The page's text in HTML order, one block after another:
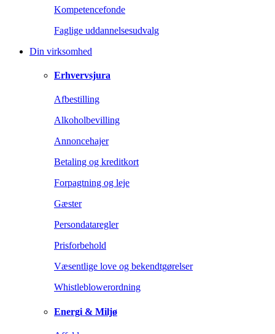
Kompetencefonde
Faglige uddannelsesudvalg
Din virksomhed
Erhvervsjura
Afbestilling
Alkoholbevilling
Annoncehajer
Betaling og kreditkort
Forpagtning og leje
Gæster
Persondataregler
Prisforbehold
Væsentlige love og bekendtgørelser
Whistleblowerordning
Energi & Miljø